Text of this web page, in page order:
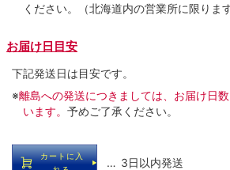
ください。（北海道内の営業所に限ります
お届け日目安
下記発送日は目安です。
※離島への発送につきましては、お届け日
います。 予めご了承ください。
カートに入
… 3日以内発送